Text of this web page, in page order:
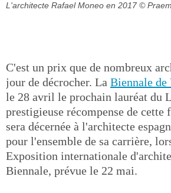
L'architecte Rafael Moneo en 2017 ©
C'est un prix que de nombreux
jour de décrocher. La Biennale de
le 28 avril le prochain lauréat du
prestigieuse récompense de
sera décernée à l'architecte
pour l'ensemble de sa carrière,
Exposition internationale
Biennale, prévue le 22 mai.